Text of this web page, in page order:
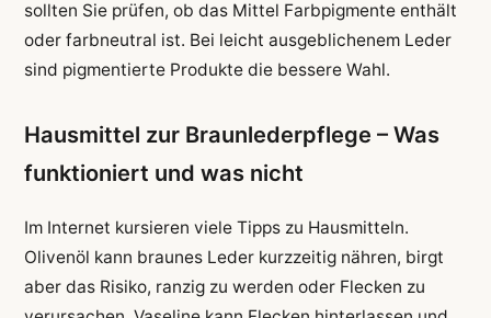
sollten Sie prüfen, ob das Mittel Farbpigmente enthält
oder farbneutral ist. Bei leicht ausgeblichenem Leder
sind pigmentierte Produkte die bessere Wahl.
Hausmittel zur Braunlederpflege – Was
funktioniert und was nicht
Im Internet kursieren viele Tipps zu Hausmitteln.
Olivenöl kann braunes Leder kurzzeitig nähren, birgt
aber das Risiko, ranzig zu werden oder Flecken zu